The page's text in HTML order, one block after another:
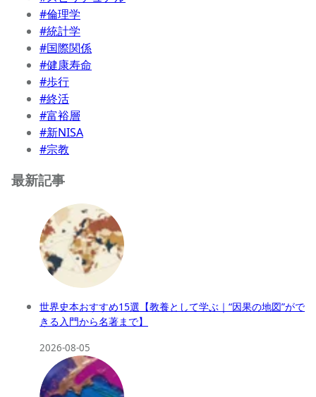
#倫理学
#統計学
#国際関係
#健康寿命
#歩行
#終活
#富裕層
#新NISA
#宗教
最新記事
世界史本おすすめ15選【教養として学ぶ｜“因果の地図”がで
きる入門から名著まで】
2026-08-05